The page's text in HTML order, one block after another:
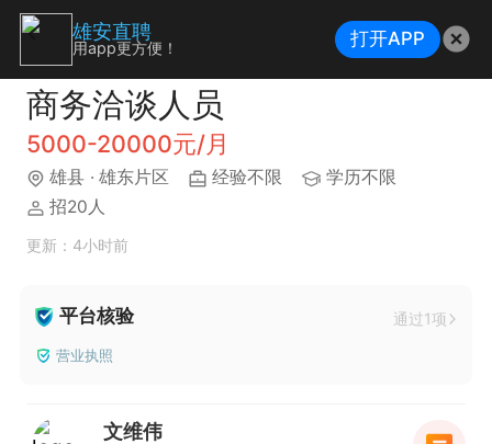
商务洽谈人员
5000-20000元/月
雄县 · 雄东片区 经验不限
学历不限
招20人
更新：4小时前
平台核验 通过1项
营业执照
文维伟
雄安直聘
用app更方便！ 打开APP